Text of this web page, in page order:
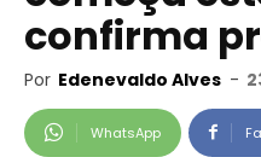
confirma
Por Edenevaldo Alves -
WhatsApp